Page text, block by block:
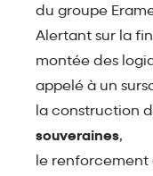
du groupe
Alertant sur la
montée des
appelé à un
la construction
souveraines,
le renforcement